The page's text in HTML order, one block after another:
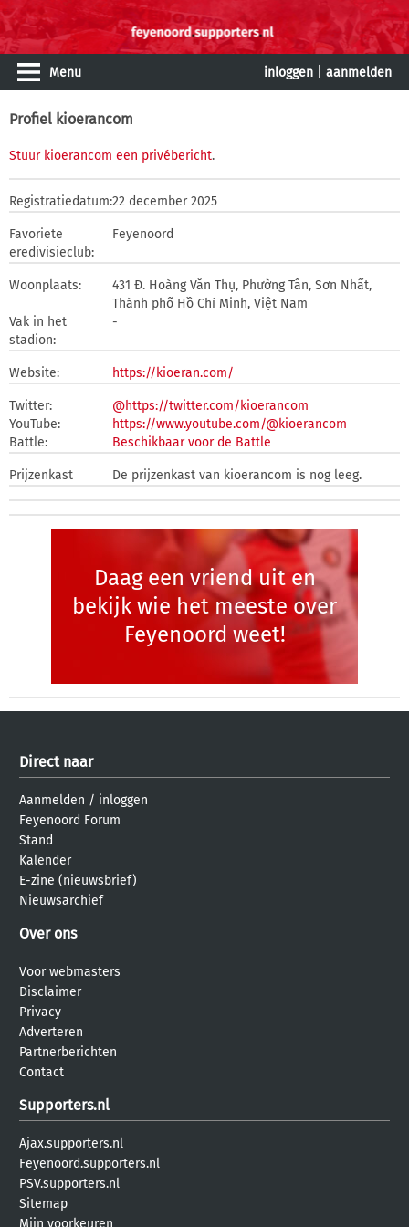
Menu inloggen aanmelden
Profiel kioerancom
Stuur kioerancom een privébericht.
Registratiedatum:22 december 2025
Favoriete
eredivisieclub:
Feyenoord
Woonplaats:
431 Đ. Hoàng Văn Thụ, Phường Tân, Sơn Nhất,
Thành phố Hồ Chí Minh, Việt Nam
Vak in het
stadion:
-
Website: https://kioeran.com/
Twitter:
@https://twitter.com/kioerancom
YouTube:
https://www.youtube.com/@kioerancom
Battle:
Beschikbaar voor de Battle
Prijzenkast De prijzenkast van kioerancom is nog leeg.
Daag een vriend uit en
bekijk wie het meeste over
Feyenoord weet!
Direct naar
Aanmelden / inloggen
Feyenoord Forum
Stand
Kalender
E-zine (nieuwsbrief)
Nieuwsarchief
Over ons
Voor webmasters
Disclaimer
Privacy
Adverteren
Partnerberichten
Contact
Supporters.nl
Ajax.supporters.nl
Feyenoord.supporters.nl
PSV.supporters.nl
Sitemap
Mijn voorkeuren